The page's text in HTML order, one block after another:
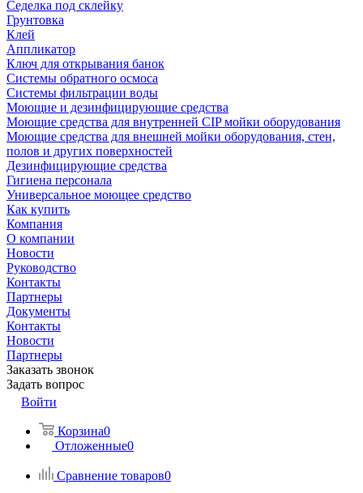
Седелка под склейку
Грунтовка
Клей
Аппликатор
Ключ для открывания банок
Системы обратного осмоса
Системы фильтрации воды
Моющие и дезинфицирующие средства
Моющие средства для внутренней CIP мойки оборудования
Моющие средства для внешней мойки оборудования, стен,
полов и других поверхностей
Дезинфицирующие средства
Гигиена персонала
Универсальное моющее средство
Как купить
Компания
О компании
Новости
Руководство
Контакты
Партнеры
Документы
Контакты
Новости
Партнеры
Заказать звонок
Задать вопрос
Войти
Корзина0
Отложенные0
Сравнение товаров0